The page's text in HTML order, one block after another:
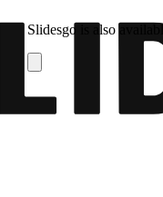
Slidesgo is also